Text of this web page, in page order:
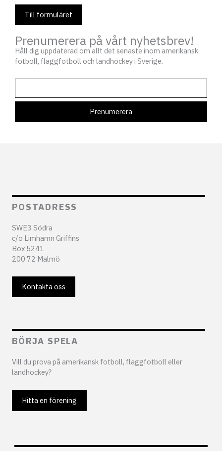
Till formuläret
Prenumerera på vårt nyhetsbrev!
Håll dig uppdaterad om allt det senaste inom amerikansk
fotboll, flaggfotboll och landhockey i Sverige.
POSTADRESS
SWE3 Södra
c/o Limhamn Griffins
Box 5241
200 72 Malmö
Kontakta oss
BÖRJA SPELA
Vill du prova på amerikansk fotboll, flaggfotboll eller
landhockey?
Hitta en förening